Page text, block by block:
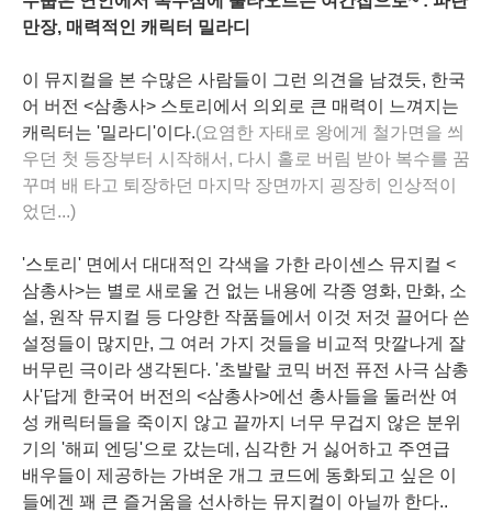
만장, 매력적인 캐릭터 밀라디
이 뮤지컬을 본 수많은 사람들이 그런 의견을 남겼듯, 한국
어 버전 <삼총사> 스토리에서 의외로 큰 매력이 느껴지는
캐릭터는 '밀라디'이다.(요염한 자태로 왕에게 철가면을 씌
우던 첫 등장부터 시작해서, 다시 홀로 버림 받아 복수를 꿈
꾸며 배 타고 퇴장하던 마지막 장면까지 굉장히 인상적이
었던...)
'스토리' 면에서 대대적인 각색을 가한 라이센스 뮤지컬 <
삼총사>는 별로 새로울 건 없는 내용에 각종 영화, 만화, 소
설, 원작 뮤지컬 등 다양한 작품들에서 이것 저것 끌어다 쓴
설정들이 많지만, 그 여러 가지 것들을 비교적 맛깔나게 잘
버무린 극이라 생각된다. '초발랄 코믹 버전 퓨전 사극 삼총
사'답게 한국어 버전의 <삼총사>에선 총사들을 둘러싼 여
성 캐릭터들을 죽이지 않고 끝까지 너무 무겁지 않은 분위
기의 '해피 엔딩'으로 갔는데, 심각한 거 싫어하고 주연급
배우들이 제공하는 가벼운 개그 코드에 동화되고 싶은 이
들에겐 꽤 큰 즐거움을 선사하는 뮤지컬이 아닐까 한다..